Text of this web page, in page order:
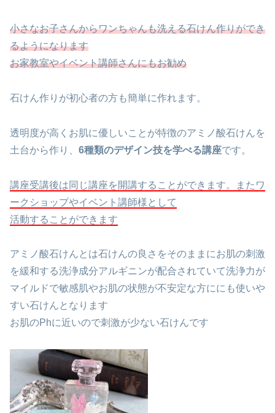
小さなお子さんからワンちゃんも洗える石けん作りができ
るようになります
お家教室やイベント講師さんにもお勧め
石けん作りが初心者の方も簡単に作れます。
透明度が高くお肌に優しいことが特徴のアミノ酸石けんを
土台から作り、 6種類のデザイン技を学べる講座です。
講座受講後は同じ講座を開講することができます。またワ
ークショップやイベント講師様として
活動することができます
アミノ酸石けんとは石けんの良さをそのままにお肌の刺激
を緩和する洗浄成分アルギニンが配合されていて洗浄力が
マイルドで敏感肌やお肌の状態が不安定な方ににも使いや
すい石けんとなります
お肌のPhに近いので刺激が少ない石けんです